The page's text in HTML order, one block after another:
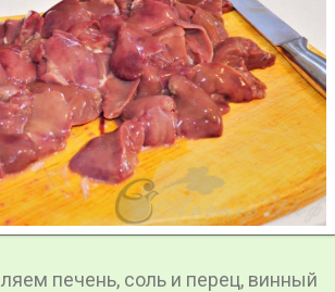
печень, соль и перец, винный